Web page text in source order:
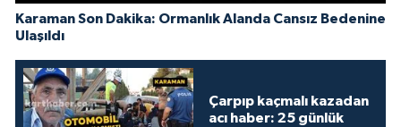
Karaman Son Dakika: Ormanlık Alanda Cansız Bedenine
Ulaşıldı
Çarpıp kaçmalı kazadan
acı haber: 25 günlük